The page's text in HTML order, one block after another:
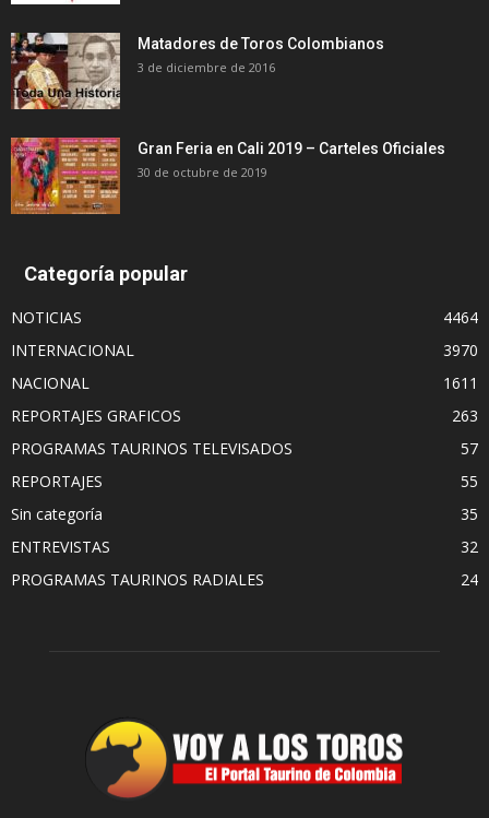
Matadores de Toros Colombianos
3 de diciembre de 2016
Gran Feria en Cali 2019 – Carteles Oficiales
30 de octubre de 2019
Categoría popular
NOTICIAS
4464
INTERNACIONAL
3970
NACIONAL
1611
REPORTAJES GRAFICOS
263
PROGRAMAS TAURINOS TELEVISADOS
57
REPORTAJES
55
Sin categoría
35
ENTREVISTAS
32
PROGRAMAS TAURINOS RADIALES
24